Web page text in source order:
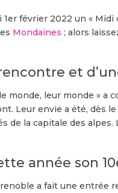
février 2022 un «
Mondaines ; alors
et
monde, leur monde » a
Leur envie a été, dès
la capitale des
année son
a fait une entrée